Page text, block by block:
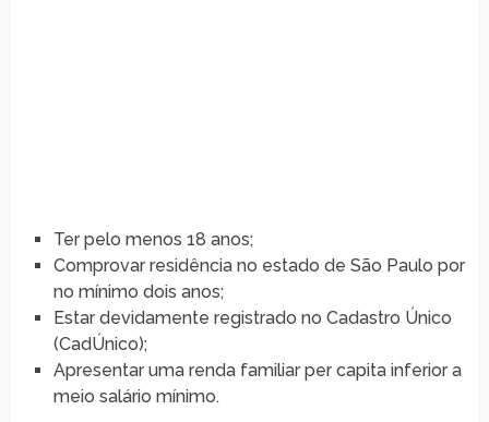
Ter pelo menos 18 anos;
Comprovar residência no estado de São Paulo por
no mínimo dois anos;
Estar devidamente registrado no Cadastro Único
(CadÚnico);
Apresentar uma renda familiar per capita inferior a
meio salário mínimo.